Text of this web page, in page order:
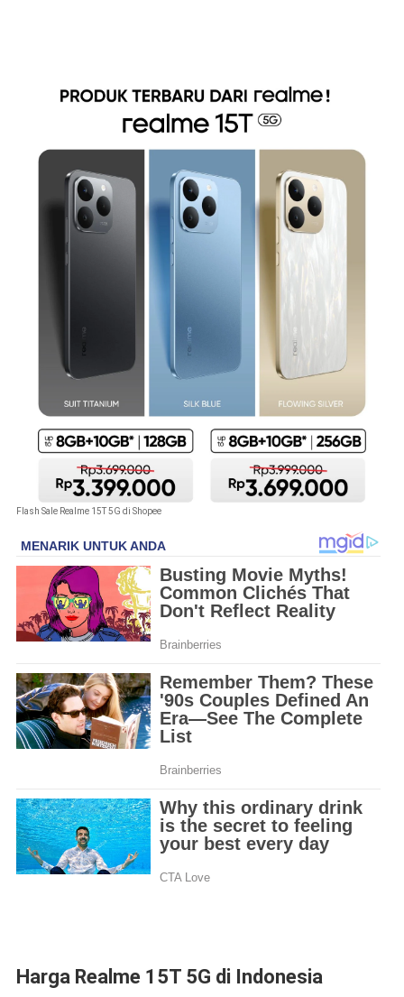
Flash Sale Realme 15T 5G di Shopee
Harga Realme 15T 5G di Indonesia